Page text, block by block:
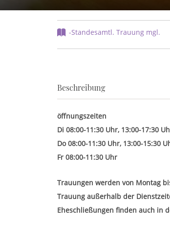
-Standesamtl. Trauung mgl.
Beschreibung
öffnungszeiten
Di 08:00-11:30 Uhr, 13:00-17:30
Do 08:00-11:30 Uhr, 13:00-15:30
Fr 08:00-11:30 Uhr
Trauungen werden von Montag
Trauung außerhalb der
Eheschließungen finden auch in